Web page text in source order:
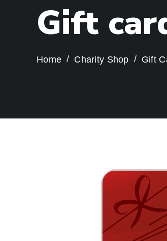
Gift car
Home Charity Shop Gift